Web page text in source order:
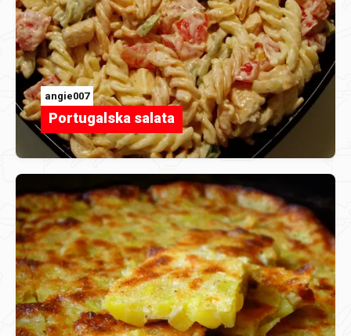
angie007
Portugalska salata